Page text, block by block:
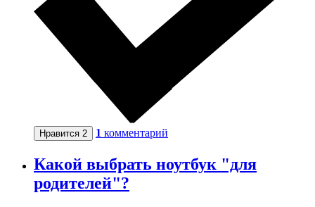
Нравится 2 1 комментарий
Какой выбрать ноутбук "для
родителей"?